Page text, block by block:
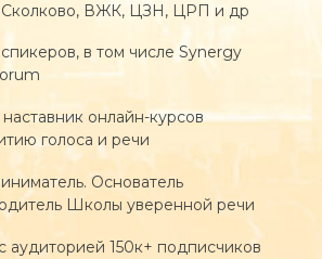
Сколково, ВЖК, ЦЗН, ЦРП и др
в том числе Synergy
онлайн-курсов
голоса и речи
Основатель
Школы уверенной речи
аудиторией 150к+ подписчиков